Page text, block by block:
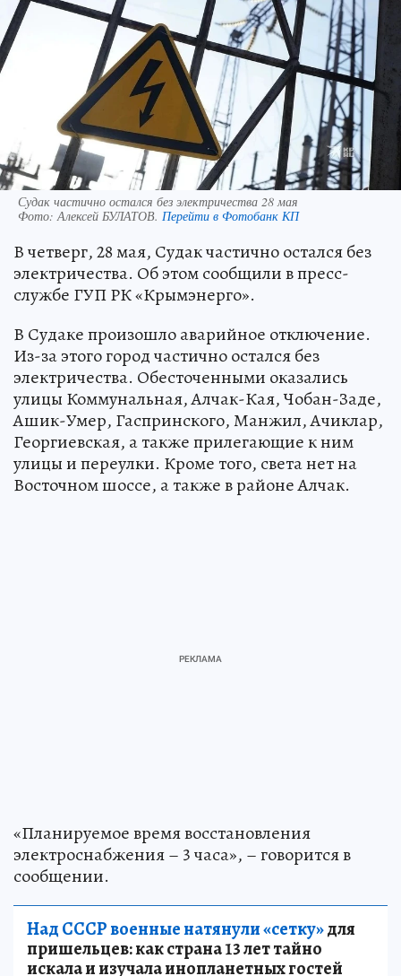
Судак частично остался без электричества 28 мая
Фото:Алексей БУЛАТОВ. Перейти в Фотобанк КП
В четверг, 28 мая, Судак частично остался без
электричества. Об этом сообщили в пресс-
службе ГУП РК «Крымэнерго».
В Судаке произошло аварийное отключение.
Из-за этого город частично остался без
электричества. Обесточенными оказались
улицы Коммунальная, Алчак-Кая, Чобан-Заде,
Ашик-Умер, Гаспринского, Манжил, Ачиклар,
Георгиевская, а также прилегающие к ним
улицы и переулки. Кроме того, света нет на
Восточном шоссе, а также в районе Алчак.
«Планируемое время восстановления
электроснабжения – 3 часа», – говорится в
сообщении.
Над СССР военные натянули «сетку»для
пришельцев: как страна 13 лет тайно
искала и изучала инопланетных гостей